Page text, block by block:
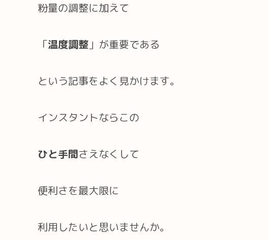
粉量の調整に加えて
「温度調整 」が重要である
という記事をよく見かけます。
インスタントならこの
ひと手間さえなくして
便利さを最大限に
利用したいと思いませんか。